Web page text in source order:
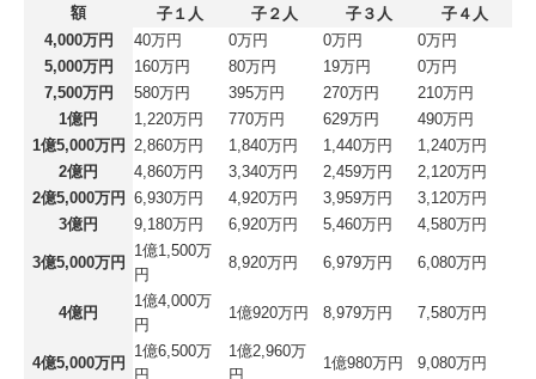
額
子１人
子２人 子３人
子４人
4,000万円
40万円 0万円 0万円
0万円
5,000万円
160万円 80万円 19万円
0万円
7,500万円
580万円 395万円 270万円
210万円
1億円
1,220万円 770万円 629万円
490万円
1億5,000万円 2,860万円 1,840万円 1,440万円
1,240万円
2億円
4,860万円 3,340万円 2,459万円
2,120万円
2億5,000万円 6,930万円 4,920万円 3,959万円
3,120万円
3億円
9,180万円 6,920万円 5,460万円 4,580万円
3億5,000万円
1億1,500万
円
8,920万円 6,979万円 6,080万円
4億円
1億4,000万
円
1億920万円 8,979万円 7,580万円
4億5,000万円
1億6,500万
円
1億2,960万
円
1億980万円 9,080万円